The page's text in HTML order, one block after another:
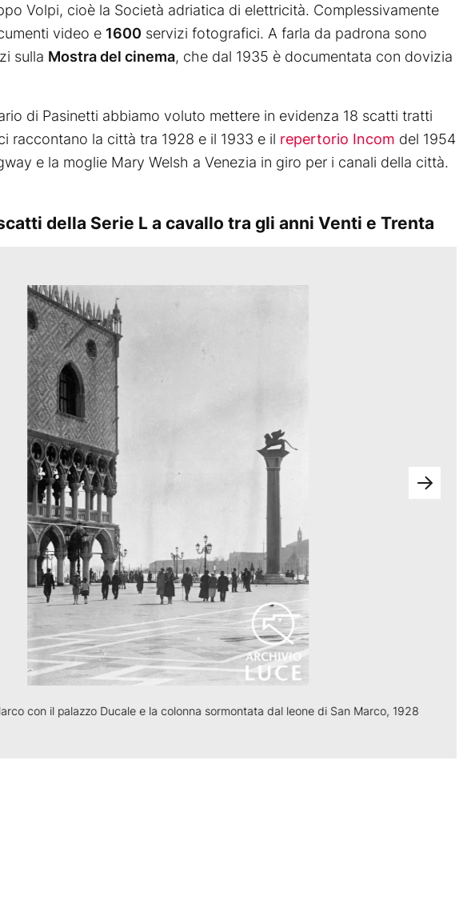
Volpi, cioè la Società adriatica di elettricità. Complessivamente
video e 1600 servizi fotografici. A farla da padrona sono
sulla Mostra del cinema, che dal 1935 è documentata con dovizia
di Pasinetti abbiamo voluto mettere in evidenza 18 scatti tratti
raccontano la città tra 1928 e il 1933 e il repertorio Incom del 1954
e la moglie Mary Welsh a Venezia in giro per i canali della città.
della Serie L a cavallo tra gli anni Venti e Trenta
con il palazzo Ducale e la colonna sormontata dal leone di San Marco, 1928